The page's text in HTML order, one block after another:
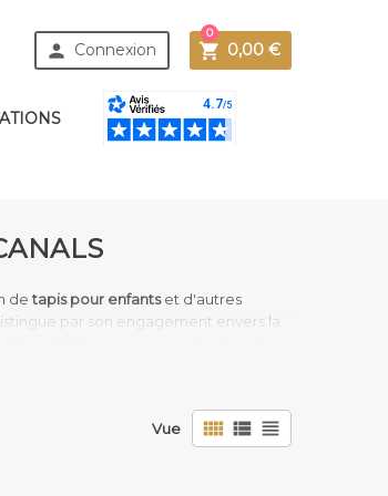
 Connexion  0,00 €
0
detapis pour enfantset d'autres
par son engagement envers la
des familles modernes.
naturel et sont lavables en machine,
idéal pour les chambres d'enfants,
Vue   